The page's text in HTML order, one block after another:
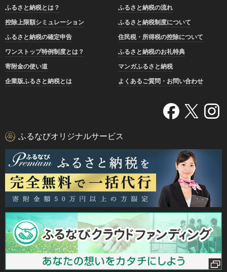
ふるさと納税とは？
ふるさと納税の流れ
控除上限額シミュレーション
ふるさと納税制度について
ふるさと納税の確定申告
住民税・所得税の控除について
ワンストップ特例制度とは？
ふるさと納税のお礼特典
寄附金の使い道
マンガふるさと納税
企業版ふるさと納税とは
よくあるご質問・お問い合わせ
ふるなびオリジナルサービス